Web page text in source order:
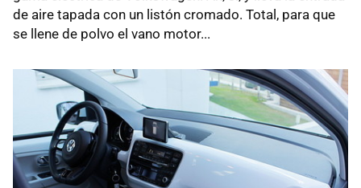
de aire tapada con un listón cromado. Total, para que
se llene de polvo el vano motor...